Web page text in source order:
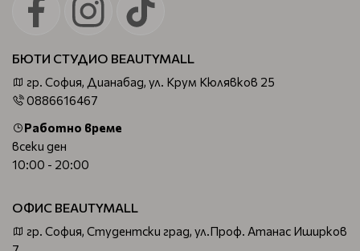
БЮТИ СТУДИО BEAUTYMALL
гр. София, Дианабад, ул. Крум Кюлявков 25
0886616467
Работно време
всеки ден
10:00 - 20:00
ОФИС BEAUTYMALL
гр. София, Студентски град, ул.Проф. Атанас Иширков